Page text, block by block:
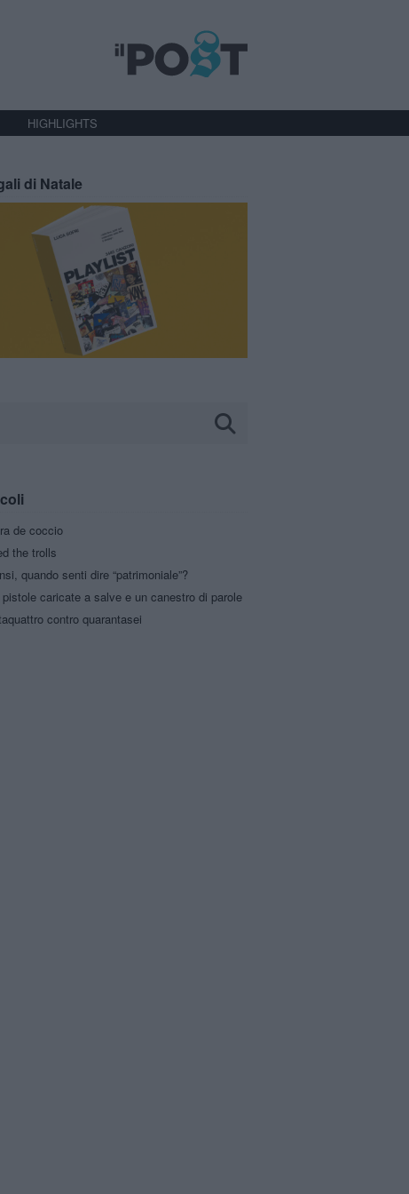
HIGHLIGHTS
di Natale
de coccio
the trolls
quando senti dire “patrimoniale”?
pistole caricate a salve e un canestro di parole
contro quarantasei